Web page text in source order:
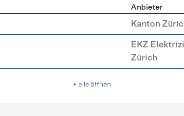
Anbieter
Kanton
EKZ
Zürich
+ alle öffnen